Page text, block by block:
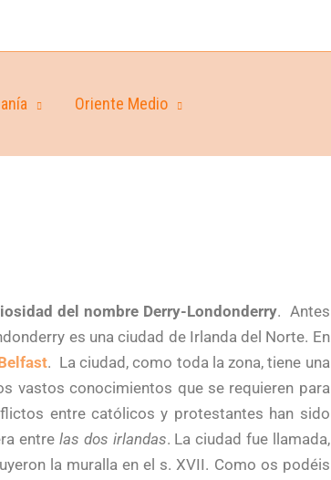
Oriente Medio
del nombre Derry-Londonderry. Antes
es una ciudad de Irlanda del Norte. En
. La ciudad, como toda la zona, tiene una
vastos conocimientos que se requieren para
entre católicos y protestantes han sido
entre las dos irlandas. La ciudad fue llamada,
la muralla en el s. XVII. Como os podéis